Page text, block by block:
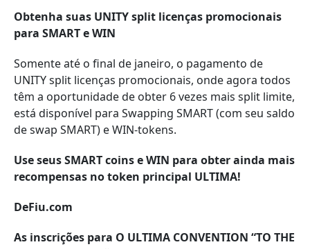
Obtenha suas UNITY split licenças promocionais
para SMART e WIN
Somente até o final de janeiro, o pagamento de
UNITY split licenças promocionais, onde agora todos
têm a oportunidade de obter 6 vezes mais split limite,
está disponível para Swapping SMART (com seu saldo
de swap SMART) e WIN-tokens.
Use seus SMART coins e WIN para obter ainda mais
recompensas no token principal ULTIMA!
DeFiu.com
As inscrições para O ULTIMA CONVENTION “TO THE